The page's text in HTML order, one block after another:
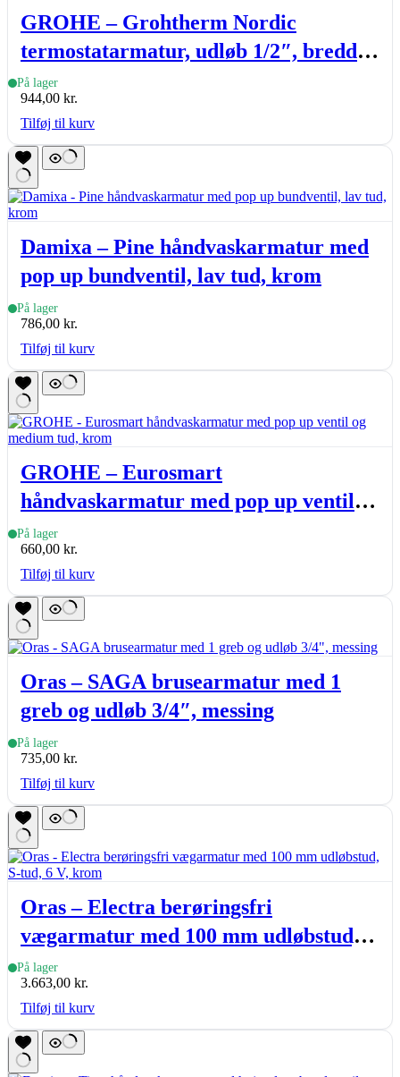
GROHE – Grohtherm Nordic
termostatarmatur, udløb 1/2″, bredde
305mm, krom
På lager
944,00 kr.
Tilføj til kurv
Damixa – Pine håndvaskarmatur med
pop up bundventil, lav tud, krom
På lager
786,00 kr.
Tilføj til kurv
GROHE – Eurosmart
håndvaskarmatur med pop up ventil
og medium tud, krom
På lager
660,00 kr.
Tilføj til kurv
Oras – SAGA brusearmatur med 1
greb og udløb 3/4″, messing
På lager
735,00 kr.
Tilføj til kurv
Oras – Electra berøringsfri
vægarmatur med 100 mm udløbstud,
S-tud, 6 V, krom
På lager
3.663,00 kr.
Tilføj til kurv